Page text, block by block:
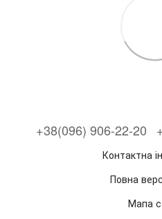
+38(096) 906-22-20
Контактна
Повна
Мапа